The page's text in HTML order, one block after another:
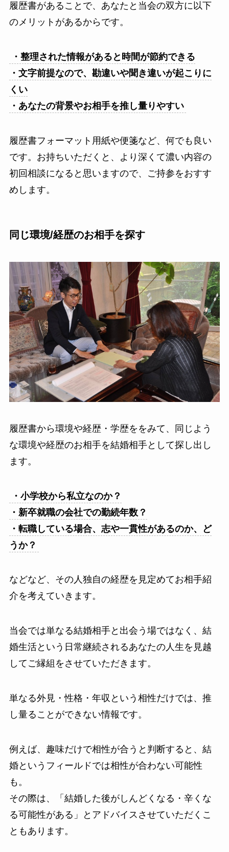
履歴書があることで、あなたと当会の双方に以下
のメリットがあるからです。
・整理された情報があると時間が節約できる
・文字前提なので、勘違いや聞き違いが起こりに
くい
・あなたの背景やお相手を推し量りやすい
履歴書フォーマット用紙や便箋など、何でも良い
です。お持ちいただくと、より深くて濃い内容の
初回相談になると思いますので、ご持参をおすす
めします。
同じ環境/経歴のお相手を探す
履歴書から環境や経歴・学歴ををみて、同じよう
な環境や経歴のお相手を結婚相手として探し出し
ます。
・小学校から私立なのか？
・新卒就職の会社での勤続年数？
・転職している場合、志や一貫性があるのか、ど
うか？
などなど、その人独自の経歴を見定めてお相手紹
介を考えていきます。
当会では単なる結婚相手と出会う場ではなく、結
婚生活という日常継続されるあなたの人生を見越
してご縁組をさせていただきます。
単なる外見・性格・年収という相性だけでは、推
し量ることができない情報です。
例えば、趣味だけで相性が合うと判断すると、結
婚というフィールドでは相性が合わない可能性
も。
その際は、「 結婚した後がしんどくなる・辛くな
る可能性がある 」とアドバイスさせていただくこ
ともあります。